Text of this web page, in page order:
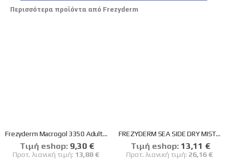
Περισσότερα προϊόντα από Frezyderm
Frezyderm Macrogol 3350 Adults Συμπλήρωμα σε Σκόνη για Δυσκοιλιότητα 20 φακελάκια
Tιμή eshop: Ειδική
Τιμή
9,30 €
Προτ. λιανική τιμή: 13,88 €
FREZYDERM SEA SIDE DRY MIST SPF50+ ΑΝΤΗΛΙΑΚΟ SPRAY ΣΩΜΑΤΟΣ 300ml
Tιμή eshop: Ειδική
Τιμή
13,11 €
Προτ. λιανική τιμή: 26,16 €